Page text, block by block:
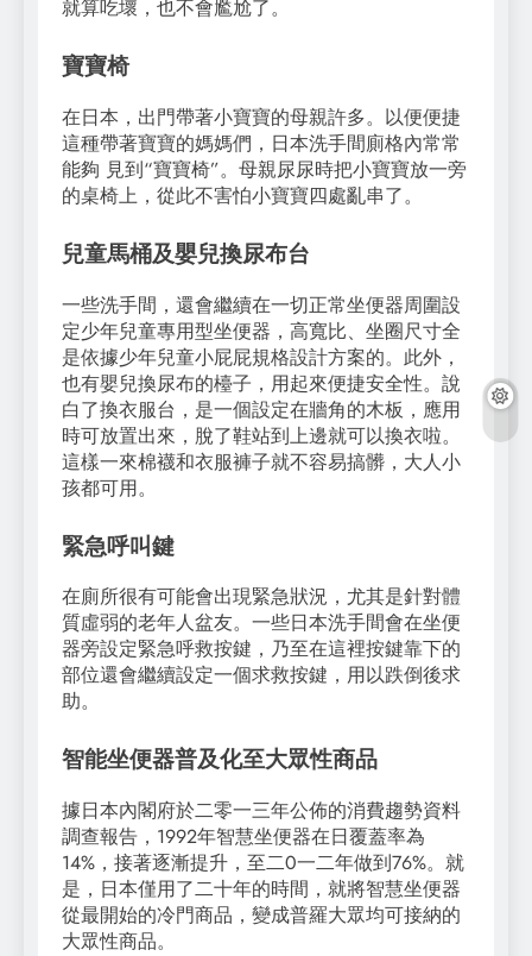
就算吃壞，也不會尷尬了。
寶寶椅
在日本，出門帶著小寶寶的母親許多。以便便捷
這種帶著寶寶的媽媽們，日本洗手間廁格內常常
能夠 見到“寶寶椅”。母親尿尿時把小寶寶放一旁
的桌椅上，從此不害怕小寶寶四處亂串了。
兒童馬桶及嬰兒換尿布台
一些洗手間，還會繼續在一切正常坐便器周圍設
定少年兒童專用型坐便器，高寬比、坐圈尺寸全
是依據少年兒童小屁屁規格設計方案的。此外，
也有嬰兒換尿布的檯子，用起來便捷安全性。說
白了換衣服台，是一個設定在牆角的木板，應用
時可放置出來，脫了鞋站到上邊就可以換衣啦。
這樣一來棉襪和衣服褲子就不容易搞髒，大人小
孩都可用。
緊急呼叫鍵
在廁所很有可能會出現緊急狀況，尤其是針對體
質虛弱的老年人盆友。一些日本洗手間會在坐便
器旁設定緊急呼救按鍵，乃至在這裡按鍵靠下的
部位還會繼續設定一個求救按鍵，用以跌倒後求
助。
智能坐便器普及化至大眾性商品
據日本內閣府於二零一三年公佈的消費趨勢資料
調查報告，1992年智慧坐便器在日覆蓋率為
14%，接著逐漸提升，至二0一二年做到76%。就
是，日本僅用了二十年的時間，就將智慧坐便器
從最開始的冷門商品，變成普羅大眾均可接納的
大眾性商品。